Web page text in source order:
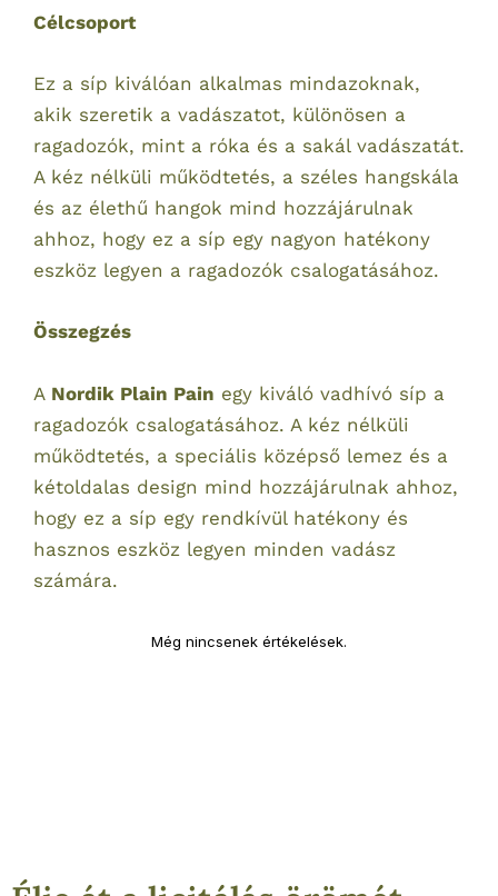
Célcsoport
Ez a síp kiválóan alkalmas mindazoknak,
akik szeretik a vadászatot, különösen a
ragadozók, mint a róka és a sakál vadászatát.
A kéz nélküli működtetés, a széles hangskála
és az élethű hangok mind hozzájárulnak
ahhoz, hogy ez a síp egy nagyon hatékony
eszköz legyen a ragadozók csalogatásához.
Összegzés
A Nordik Plain Pain egy kiváló vadhívó síp a
ragadozók csalogatásához. A kéz nélküli
működtetés, a speciális középső lemez és a
kétoldalas design mind hozzájárulnak ahhoz,
hogy ez a síp egy rendkívül hatékony és
hasznos eszköz legyen minden vadász
számára.
Még nincsenek értékelések.